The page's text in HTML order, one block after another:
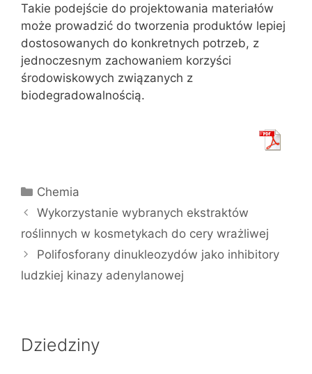
Takie podejście do projektowania materiałów
może prowadzić do tworzenia produktów lepiej
dostosowanych do konkretnych potrzeb, z
jednoczesnym zachowaniem korzyści
środowiskowych związanych z
biodegradowalnością.
Kategorie
Chemia
Wykorzystanie wybranych ekstraktów
roślinnych w kosmetykach do cery wrażliwej
Polifosforany dinukleozydów jako inhibitory
ludzkiej kinazy adenylanowej
Dziedziny